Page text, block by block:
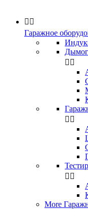
 
Гаражное
 
 
 
More